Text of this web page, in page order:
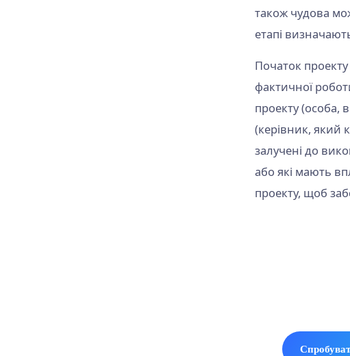
також чудова
етапі
Початок
фактичної
проекту (особа,
(керівник, який
залучені до
або які мають
проекту, щоб